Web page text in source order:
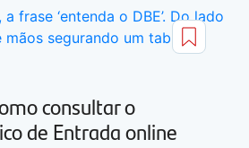
consultar o
de Entrada online